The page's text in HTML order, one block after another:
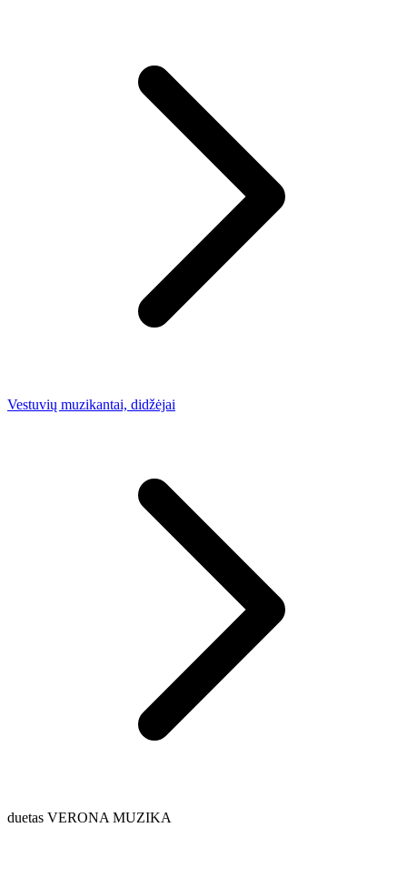
Vestuvių muzikantai, didžėjai
duetas VERONA MUZIKA